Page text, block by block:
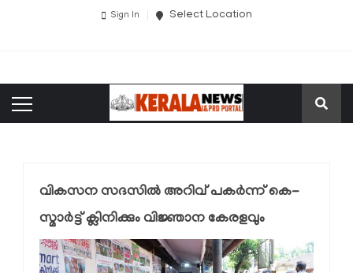
Sign In Select Location
വികസന സദസില്‍ അറിവ് പകര്‍ന്ന് കെ-
സ്മാര്‍ട്ട് ക്ലിനിക്കും വിജ്ഞാന കേരളവും